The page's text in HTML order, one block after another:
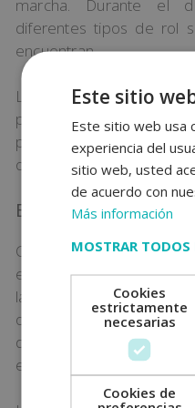
marcha. Durante el
diferentes tipos de rol
encuentran.
Las personas que se
pueden deshacerse de
prohíba, sino porqué
obligado a hacerlo y a
El rol y el estigma
Cuando el rol se
estigmático (cuando
la dificultad de
otro lado, el estigma de
de las personas
estas de posibles
Este sitio
Este sitio web usa
experiencia del
sitio web, usted
de acuerdo con
Más información
MOSTRAR TODOS
Cookies
estrictamente
necesarias
Cookies de